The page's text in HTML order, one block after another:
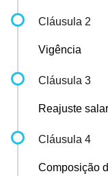
Cláusula 2
Vigência
Cláusula 3
Reajuste
Cláusula 4
Composição